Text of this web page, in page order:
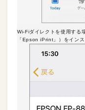
Wi-Fiダイレクトを使用する
「Epson iPrint」）をイン